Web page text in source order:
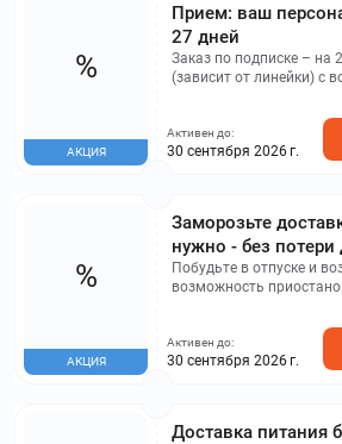
Прием: ваш
27 дней
Заказ по подписке – на
(зависит от линейки) с
от походов в магазины,
посуды.
%
АКЦИЯ
Активен до:
30 сентября 2026 г.
Заморозьте
нужно - без потери
Побудьте в отпуске и
возможность
%
АКЦИЯ
Активен до:
30 сентября 2026 г.
Доставка питания